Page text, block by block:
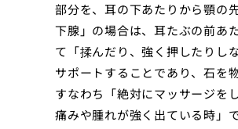
部分を、耳の下あたりから顎の
下腺」の場合は、耳たぶの前あ
て「揉んだり、強く押したりし
サポートすることであり、石を
すなわち「絶対にマッサージを
痛みや腫れが強く出ている時」